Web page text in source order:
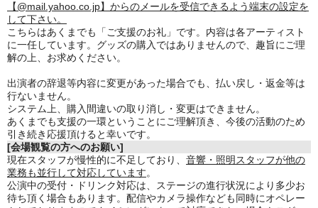
【@mail.yahoo.co.jp】からのメールを受信できるよう端末の設定を
して下さい。
こちらはあくまでも「ご支援のお礼」です。内容は各アーティスト
に一任しています。グッズの購入ではありませんので、趣旨にご理
解の上、お求めください。
出演者の辞退等内容に変更があった場合でも、払い戻し・返金等は
行ないません。
システム上、購入間違いの取り消し・変更はできません。
あくまでも支援の一環ということにご理解頂き、今後の活動のため
引き続き応援頂けると幸いです。
[会場観覧の方へのお願い]
現在スタッフが慢性的に不足しており、 音響・照明スタッフが他の
業務も並行して対応しています。
公演中の受付・ドリンク対応は、ステージの進行状況により多少お
待ち頂く場合もあります。 配信やカメラ操作なども同時にオペレー